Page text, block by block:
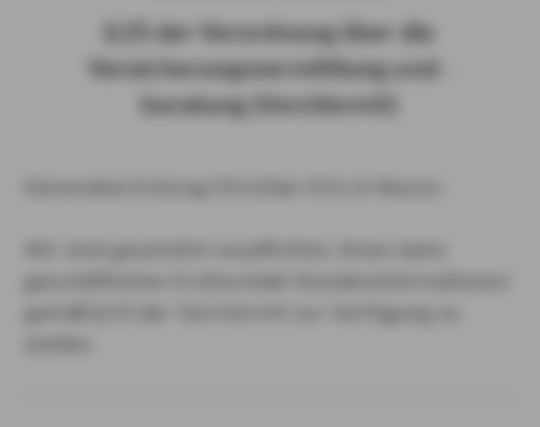
§ 15 der Ver­ord­nung über die
Ver­si­che­rungs­ver­mitt­lung und -​
beratung (Vers­VermV)